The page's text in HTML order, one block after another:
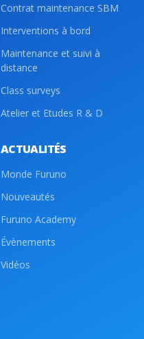
Contrat maintenance SBM
Interventions à bord
Maintenance et suivi à
distance
Class surveys
Atelier et Etudes R & D
ACTUALITÉS
Monde Furuno
Nouveautés
Furuno Academy
Évènements
Vidéos